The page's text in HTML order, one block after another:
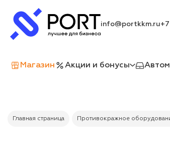
info@portkkm.ru
Магазин Акции и бонусы
Главная страница Противокражное